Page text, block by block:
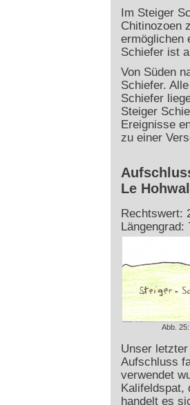
Im Steiger
Chitinozoen
ermöglichen
Schiefer ist
Von Süden
Schiefer.
Schiefer
Steiger
Ereignisse
zu einer
Le
Rechtswert:
Längengrad:
Abb.
Unser
Aufschluss
verwendet
Kalifeldspat,
handelt es